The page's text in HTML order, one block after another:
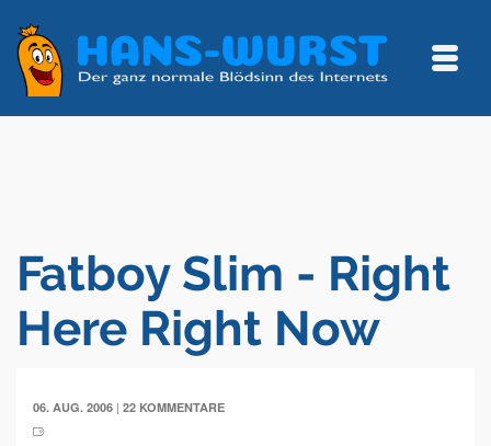
Fatboy Slim - Right
Here Right Now
06. AUG. 2006 | 22 KOMMENTARE